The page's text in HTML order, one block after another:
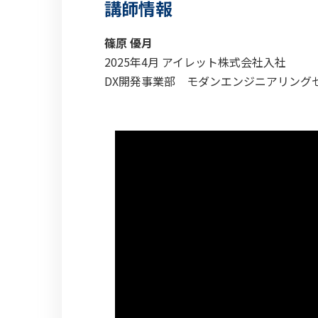
講師情報
篠原 優月
2025年4月 アイレット株式会社入社
DX開発事業部 モダンエンジニアリング